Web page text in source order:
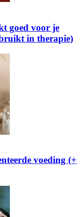
goed voor je
in therapie)
voeding (+